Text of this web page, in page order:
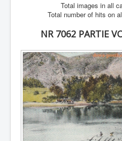
Total images in all
Total number of hits on
NR 7062 PARTIE